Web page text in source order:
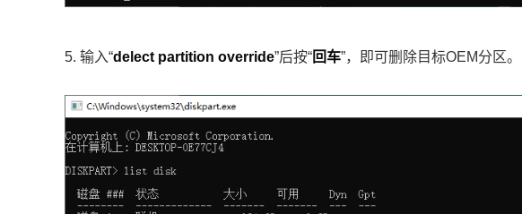
5. 输入“delect partition override”后按“回车”，即可删除目标OEM分区。